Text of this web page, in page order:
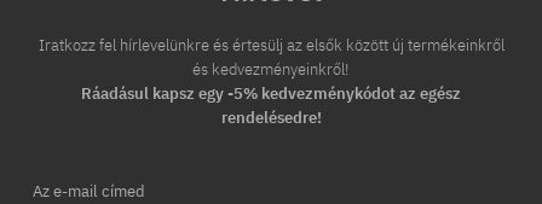
Iratkozz fel hírlevelünkre és értesülj az elsők között új termékeinkről
és kedvezményeinkről!
Ráadásul kapsz egy -5% kedvezménykódot az egész
rendelésedre!
Az e-mail címed